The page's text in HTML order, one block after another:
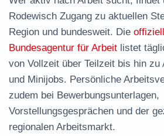
Rodewisch Zugang zu aktuellen
Region und bundesweit. Die
Bundesagentur für Arbeit listet
von Vollzeit über Teilzeit bis hin zu
und Minijobs. Persönliche
zudem bei Bewerbungsunterlagen,
Vorstellungsgesprächen und der
regionalen Arbeitsmarkt.